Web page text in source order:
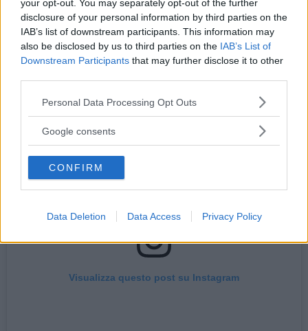
your opt-out. You may separately opt-out of the further
disclosure of your personal information by third parties on the
IAB’s list of downstream participants. This information may
also be disclosed by us to third parties on the IAB’s List of
Downstream Participants that may further disclose it to other
Please note that this website/app uses one or more Google
not limited to your visit or usage behaviour. You may click to
use your data for below specified purposes in below Google
consent section.
Personal Data Processing Opt Outs
Google consents
CONFIRM
Data Deletion Data Access Privacy Policy
L’annuncio della malattia, senza specificare di
cosa si trattasse, lo scorso 7 novembre,
attraverso un post pubblicato su Instagram.
Visualizza questo post su Instagram